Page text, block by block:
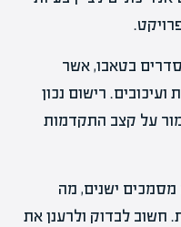
בטאבו, אשר
רישום נכון
על קצב התקדמות
מסמכים ישנים, מה
חשוב לבדוק ולרענן את